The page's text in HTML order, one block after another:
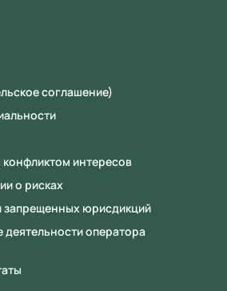
соглашение)
интересов
о рисках
запрещенных юрисдикций
деятельности оператора